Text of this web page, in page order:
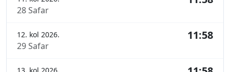
28 Safar
12. kol 2026.
29 Safar
11:58